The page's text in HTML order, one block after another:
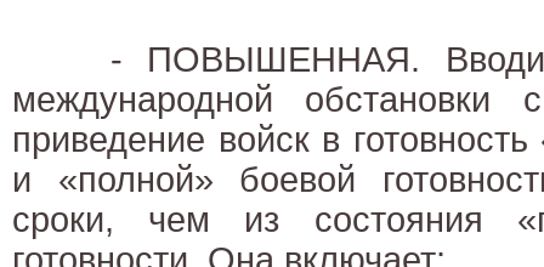
- ПОВЫШЕННАЯ.
международной обстановки
приведение войск в
и «полной» боевой
сроки, чем из состояния